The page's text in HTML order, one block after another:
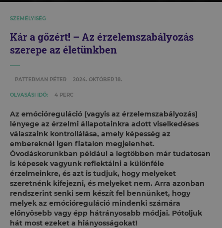
SZEMÉLYISÉG
Kár a gőzért! – Az érzelemszabályozás
szerepe az életünkben
PATTERMAN PÉTER 2024. OKTÓBER 18.
OLVASÁSI IDŐ: 4 PERC
Az emócióreguláció (vagyis az érzelemszabályozás)
lényege az érzelmi állapotainkra adott viselkedéses
válaszaink kontrollálása, amely képesség az
embereknél igen fiatalon megjelenhet.
Óvodáskorunkban például a legtöbben már tudatosan
is képesek vagyunk reflektálni a különféle
érzelmeinkre, és azt is tudjuk, hogy melyeket
szeretnénk kifejezni, és melyeket nem. Arra azonban
rendszerint senki sem készít fel bennünket, hogy
melyek az emócióreguláció mindenki számára
előnyösebb vagy épp hátrányosabb módjai. Pótoljuk
hát most ezeket a hiányosságokat!